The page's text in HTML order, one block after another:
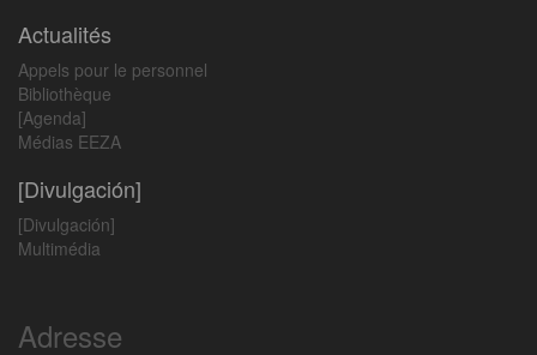
Actualités
Appels pour le personnel
Bibliothèque
[Agenda]
Médias EEZA
[Divulgación]
[Divulgación]
Multimédia
Adresse